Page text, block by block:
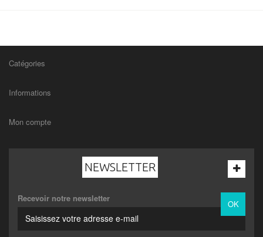
Catégories
Informations
Mon compte
NEWSLETTER
Recevoir notre newsletter
OK